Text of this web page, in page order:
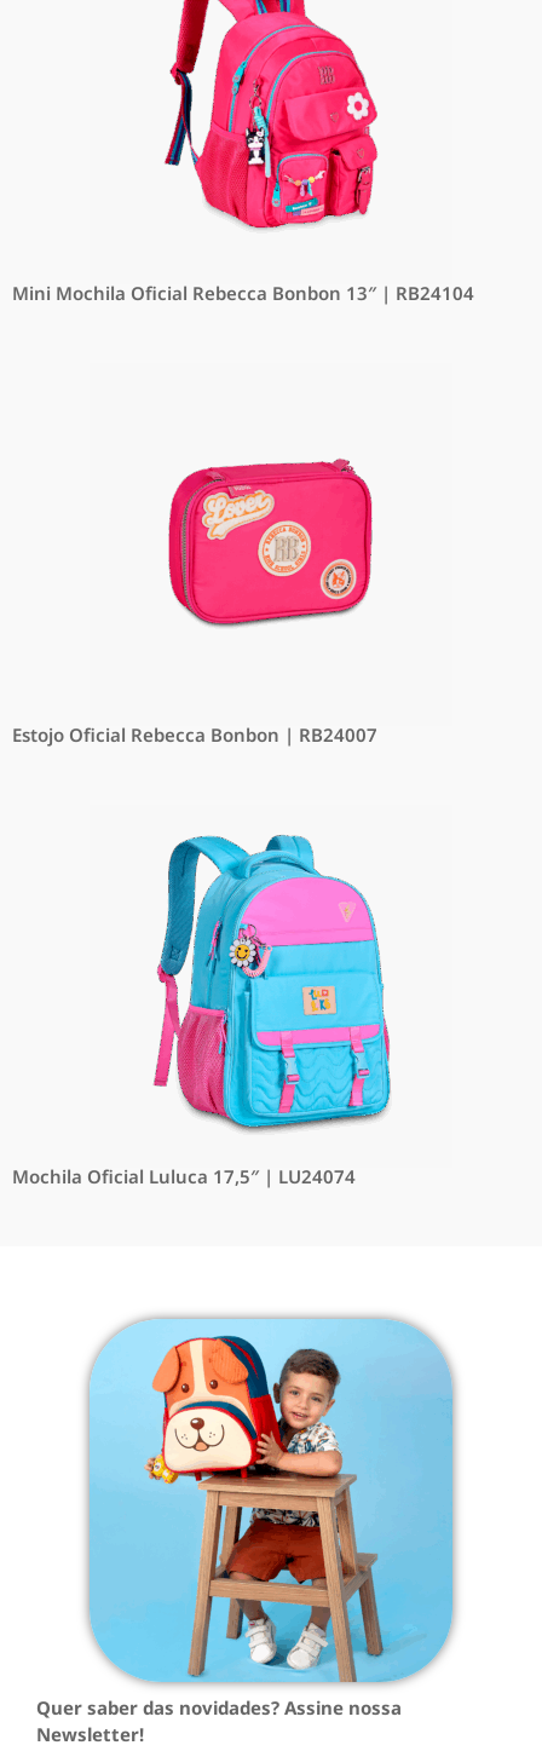
Mini Mochila Oficial Rebecca Bonbon 13″ | RB24104
Estojo Oficial Rebecca Bonbon | RB24007
Mochila Oficial Luluca 17,5″ | LU24074
Quer saber das novidades? Assine nossa
Newsletter!